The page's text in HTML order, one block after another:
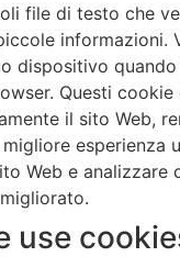
file di testo che
informazioni.
dispositivo
Questi
il sito Web,
esperienza
Web e analizzare
use